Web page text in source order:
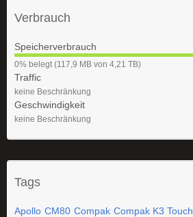
Verbrauch
Speicherverbrauch
0
%
0% belegt (117,9 MB von 4,21 TB)
Traffic
keine Beschränkung
Geschwindigkeit
keine Beschränkung
Tags
Apollo CM80 Compak Compak K3 Touch